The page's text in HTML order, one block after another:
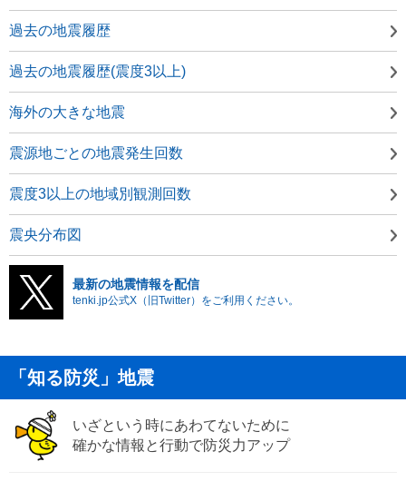
過去の地震履歴
過去の地震履歴(震度3以上)
海外の大きな地震
震源地ごとの地震発生回数
震度3以上の地域別観測回数
震央分布図
最新の地震情報を配信
tenki.jp公式X（旧Twitter）をご利用ください。
「知る防災」地震
いざという時にあわてないために
確かな情報と行動で防災力アップ